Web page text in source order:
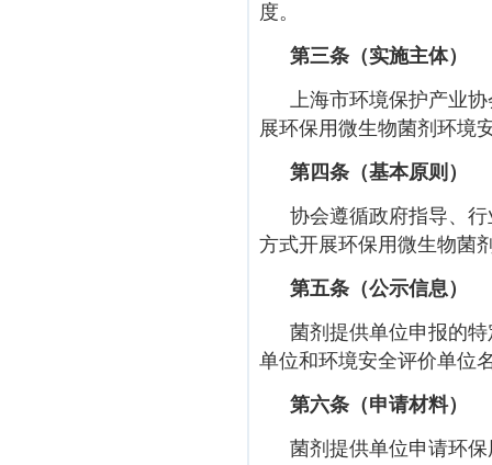
度。
第三条（实施主体）
上海市环境保护产业
展环保用微生物菌剂环境
第四条（基本原则）
协会遵循政府指导、
方式开展环保用微生物菌
第五条（公示信息）
菌剂提供单位申报的
单位和环境安全评价单位
第六条（申请材料）
菌剂提供单位申请环